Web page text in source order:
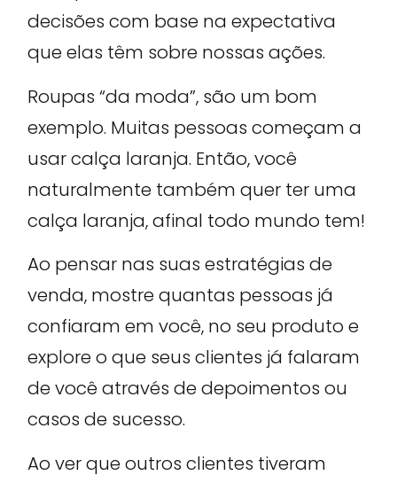
decisões com base na expectativa
que elas têm sobre nossas ações.
Roupas “da moda”, são um bom
exemplo. Muitas pessoas começam a
usar calça laranja. Então, você
naturalmente também quer ter uma
calça laranja, afinal todo mundo tem!
Ao pensar nas suas estratégias de
venda, mostre quantas pessoas já
confiaram em você, no seu produto e
explore o que seus clientes já falaram
de você através de depoimentos ou
casos de sucesso.
Ao ver que outros clientes tiveram